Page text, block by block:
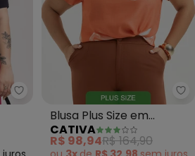
Blusa Plus Size em
Viscose (Laranja)
CATIVA
R$ 98,94R$ 164,90